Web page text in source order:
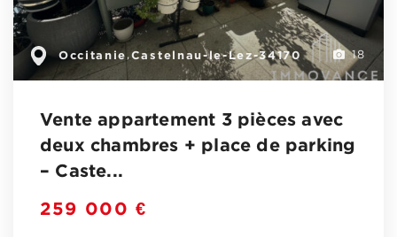
18
Occitanie ,Castelnau-le-Lez-34170
Vente appartement 3 pièces avec
deux chambres + place de parking
– Caste...
259 000 €